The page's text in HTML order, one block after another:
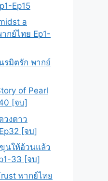
Ep15
a
กย์ไทย Ep1-
รมิตรัก พากย์
of Pearl
[จบ]
วงดาว
[จบ]
นให้อ้วนแล้ว
33 [จบ]
พากย์ไทย